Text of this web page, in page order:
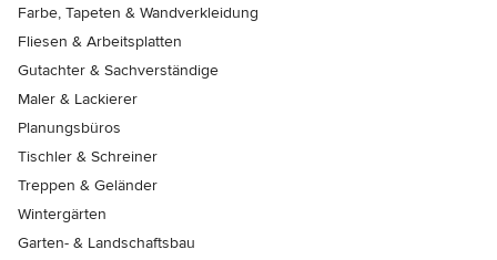
Farbe, Tapeten & Wandverkleidung
Fliesen & Arbeitsplatten
Gutachter & Sachverständige
Maler & Lackierer
Planungsbüros
Tischler & Schreiner
Treppen & Geländer
Wintergärten
Garten- & Landschaftsbau